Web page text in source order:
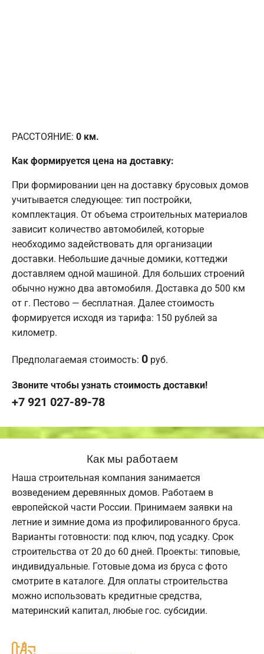
РАССТОЯНИЕ: 0 км.
Как формируется цена на доставку:
При формировании цен на доставку брусовых домов
учитывается следующее: тип постройки,
комплектация. От объема строительных материалов
зависит количество автомобилей, которые
необходимо задействовать для организации
доставки. Небольшие дачные домики, коттеджи
доставляем одной машиной. Для больших строений
обычно нужно два автомобиля. Доставка до 500 км
от г. Пестово — бесплатная. Далее стоимость
формируется исходя из тарифа: 150 рублей за
километр.
Предполагаемая стоимость: 0 руб.
Звоните чтобы узнать стоимость доставки!
+7 921 027-89-78
Как мы работаем
Наша строительная компания занимается
возведением деревянных домов. Работаем в
европейской части России. Принимаем заявки на
летние и зимние дома из профилированного бруса.
Варианты готовности: под ключ, под усадку. Срок
строительства от 20 до 60 дней. Проекты: типовые,
индивидуальные. Готовые дома из бруса с фото
смотрите в каталоге. Для оплаты строительства
можно использовать кредитные средства,
материнский капитал, любые гос. субсидии.